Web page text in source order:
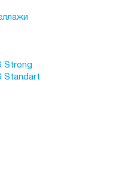
Strong
Standart